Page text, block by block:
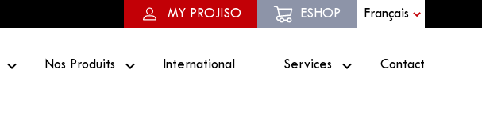
MY PROJISO ESHOP
Nos Produits International Services Contact